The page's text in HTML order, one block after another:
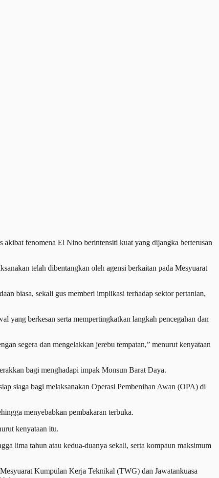
fenomena El Nino berintensiti kuat yang dijangka berterusan
telah dibentangkan oleh agensi berkaitan pada Mesyuarat
biasa, sekali gus memberi implikasi terhadap sektor pertanian,
yang berkesan serta mempertingkatkan langkah pencegahan dan
segera dan mengelakkan jerebu tempatan,” menurut kenyataan
bagi menghadapi impak Monsun Barat Daya.
siaga bagi melaksanakan Operasi Pembenihan Awan (OPA) di
menyebabkan pembakaran terbuka.
kenyataan itu.
lima tahun atau kedua-duanya sekali, serta kompaun maksimum
Kumpulan Kerja Teknikal (TWG) dan Jawatankuasa